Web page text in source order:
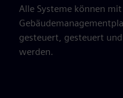
Alle Systeme können
gesteuert, gesteuert
werden.